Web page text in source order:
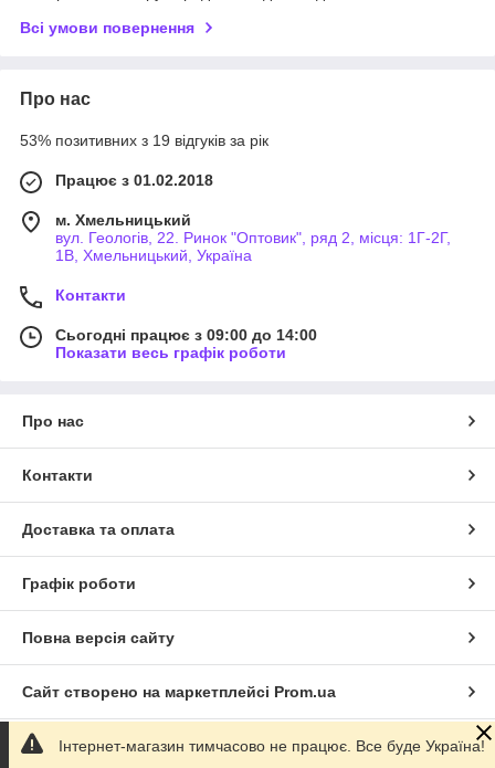
Всі умови повернення
Про нас
53% позитивних з 19 відгуків за рік
Працює з 01.02.2018
м. Хмельницький
вул. Геологів, 22. Ринок "Оптовик", ряд 2, місця: 1Г-2Г,
1В, Хмельницький, Україна
Контакти
Сьогодні працює з 09:00 до 14:00
Показати весь графік роботи
Про нас
Контакти
Доставка та оплата
Графік роботи
Повна версія сайту
Сайт створено на маркетплейсі Prom.ua
Політика конфіденційності
Інтернет-магазин тимчасово не працює. Все буде Україна!